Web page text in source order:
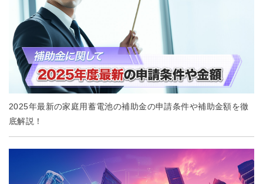
2025年最新の家庭用蓄電池の補助金の申請条件や補助金額を徹
底解説！